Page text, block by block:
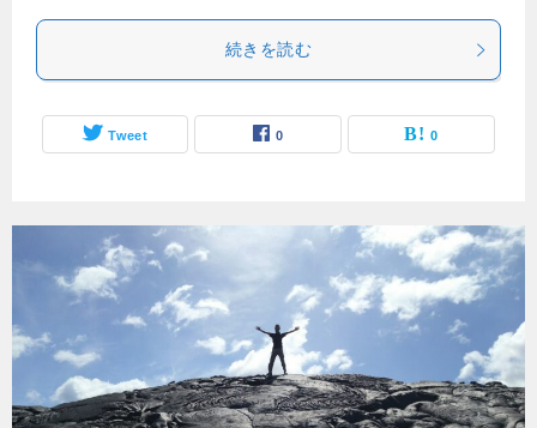
続きを読む
Tweet 0 0